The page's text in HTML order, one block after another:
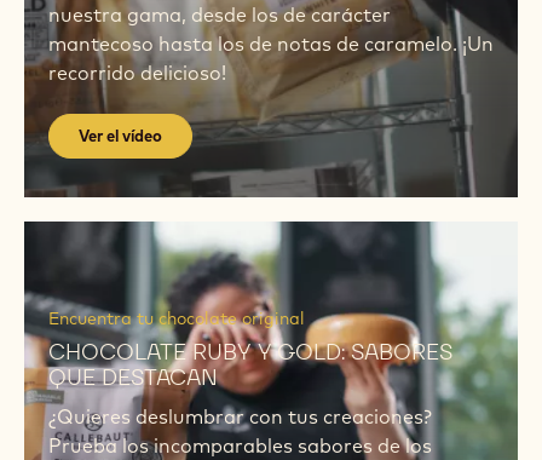
nuestra gama, desde los de carácter
mantecoso hasta los de notas de caramelo. ¡Un
recorrido delicioso!
Ver el vídeo
Encuentra tu chocolate original
CHOCOLATE RUBY Y GOLD: SABORES
QUE DESTACAN
¿Quieres deslumbrar con tus creaciones?
Prueba los incomparables sabores de los
el
vídeo
vídeo